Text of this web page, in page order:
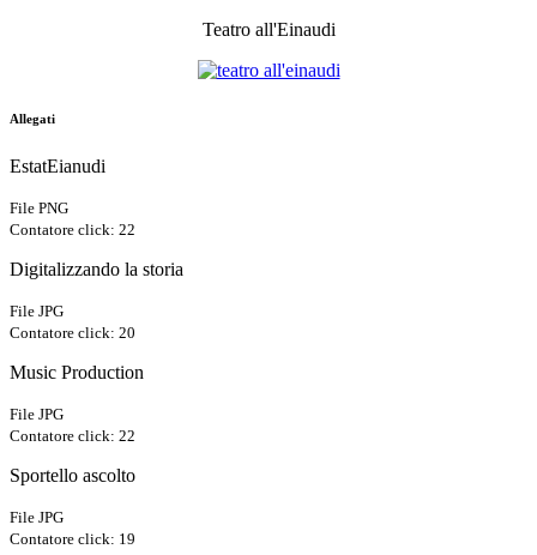
Teatro all'Einaudi
Allegati
EstatEianudi
File PNG
Contatore click: 22
Digitalizzando la storia
File JPG
Contatore click: 20
Music Production
File JPG
Contatore click: 22
Sportello ascolto
File JPG
Contatore click: 19